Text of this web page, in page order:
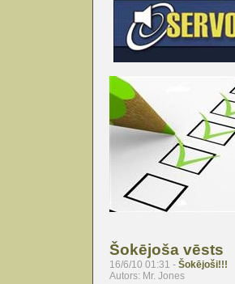
Šokējoša vēsts
16/6/10 01:31 - Šokējoši!!!
Autors: Mr. Jones